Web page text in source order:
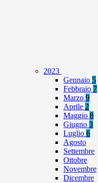
2023
Gennaio 5
Febbraio 7
Marzo 9
Aprile 2
Maggio 8
Giugno 3
Luglio 6
Agosto
Settembre
Ottobre
Novembre
Dicembre